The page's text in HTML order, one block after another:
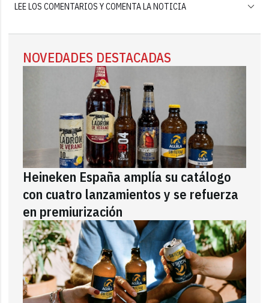
LEE LOS COMENTARIOS Y COMENTA LA NOTICIA
NOVEDADES DESTACADAS
Heineken España amplía su catálogo
con cuatro lanzamientos y se refuerza
en premiurización